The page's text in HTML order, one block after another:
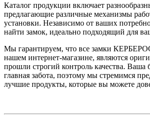
Каталог продукции включает
предлагающие различные механизмы
установки. Независимо от ваших
найти замок, идеально подходящий для
Мы гарантируем, что все замки
нашем интернет-магазине, являются
прошли строгий контроль качества. Ваша
главная забота, поэтому мы стремимся
лучшие продукты, которые вы можете